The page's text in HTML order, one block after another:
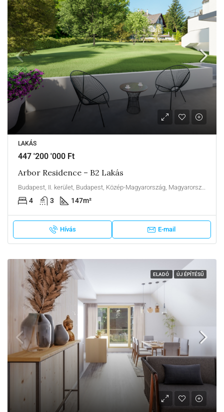
LAKÁS
447 '200 '000 Ft
Arbor Residence – B2 Lakás
Budapest, II. kerület, Budapest, Közép-Magyarország, Magyarország
4 3 147m²
Hívás E-mail
ELADÓ ÚJ ÉPÍTÉSŰ